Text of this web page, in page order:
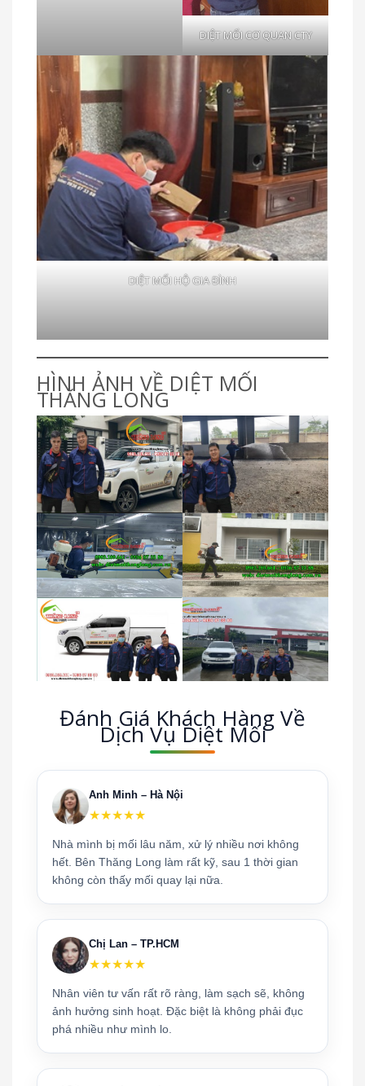
DIỆT MỐI CƠ QUAN CTY
DIỆT MỐI HỘ GIA ĐÌNH
HÌNH ẢNH VỀ DIỆT MỐI
THĂNG LONG
Đánh Giá Khách Hàng Về
Dịch Vụ Diệt Mối
Anh Minh – Hà Nội
★★★★★
Nhà mình bị mối lâu năm, xử lý nhiều nơi không
hết. Bên Thăng Long làm rất kỹ, sau 1 thời gian
không còn thấy mối quay lại nữa.
Chị Lan – TP.HCM
★★★★★
Nhân viên tư vấn rất rõ ràng, làm sạch sẽ, không
ảnh hưởng sinh hoạt. Đặc biệt là không phải đục
phá nhiều như mình lo.